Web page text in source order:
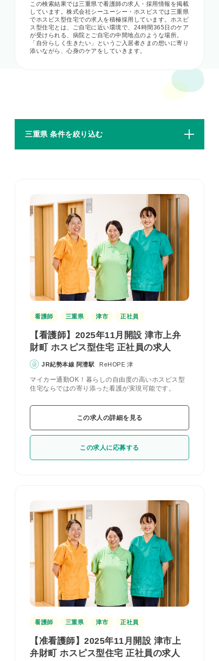
この検索結果では三重県で看護師の求人・採用情報を掲載
しています。株式会社シーユーシー・ホスピスでは三重県
でホスピス型住宅での求人を積極採用しています。ホスピ
ス型住宅とは、ご自宅に近い環境で、24時間365日のケア
が受けられる、病院とご自宅の中間地点のような場所。
「自分らしく生きたい」というご入居者さまの想いに寄り
添いながら、心身のケアをしていきます。
三重県 条件を絞り込む
看護師 三重県 津市 正社員
【看護師】2025年11月開設 津市上弁
財町 ホスピス型住宅 正社員の求人
JR紀勢本線 阿漕駅 ReHOPE 津
マイカー通勤OK！暮らしの自由度の高いホスピス型
住宅ならではの寄り添った看護が実現可能です。
この求人の詳細を見る
この求人に応募する
看護師 三重県 津市 正社員
【准看護師】2025年11月開設 津市上
弁財町 ホスピス型住宅 正社員の求人